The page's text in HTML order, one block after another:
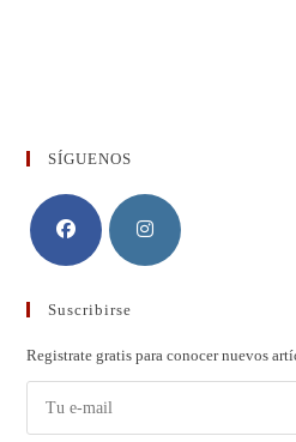
SÍGUENOS
Suscribirse
Registrate gratis para conocer nuevos